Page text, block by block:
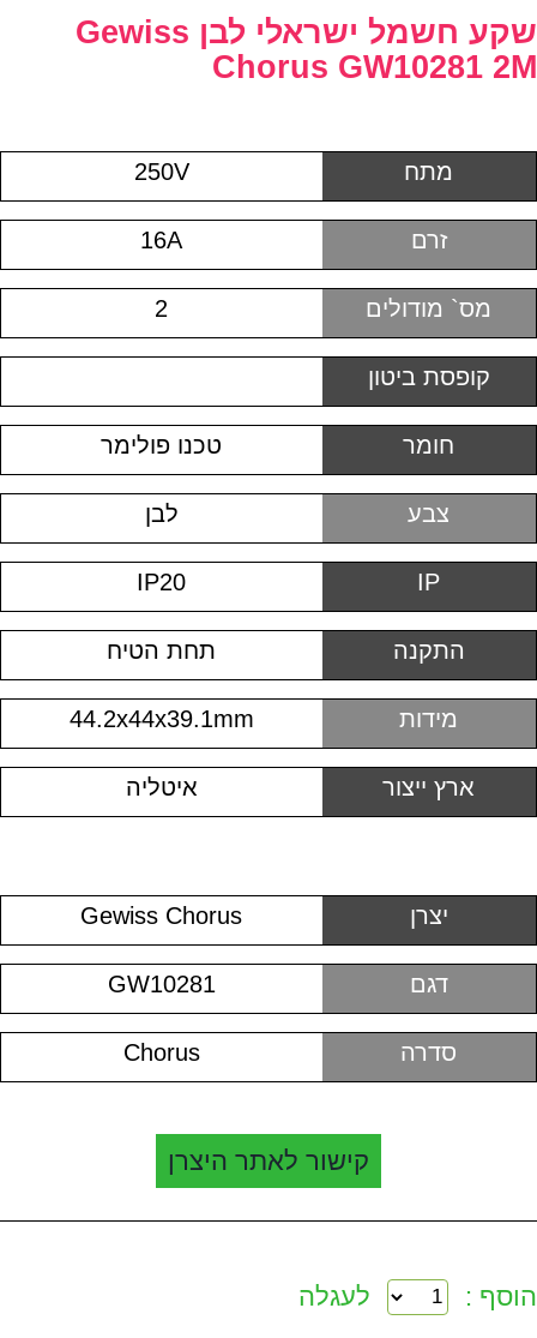
שקע חשמל ישראלי לבן Gewiss
Chorus GW10281 2M
מתח 250V
זרם 16A
מס` מודולים 2
קופסת ביטון
חומר טכנו פולימר
צבע לבן
IP
IP20
התקנה תחת הטיח
מידות 44.2x44x39.1mm
ארץ ייצור איטליה
יצרן Gewiss Chorus
דגם GW10281
סדרה Chorus
קישור לאתר היצרן
הוסף : לעגלה